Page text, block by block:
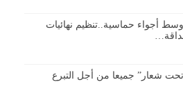
وسط أجواء حماسية..تنظيم نهائيات
: تحت شعار” جميعا من أجل التبرع